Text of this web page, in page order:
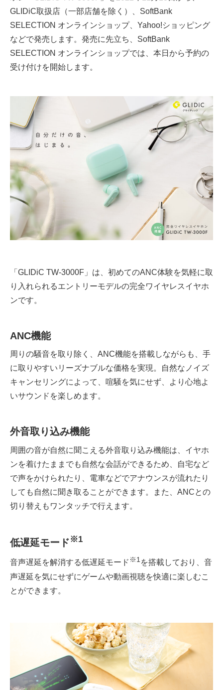
GLIDiC取扱店（一部店舗を除く）、SoftBank
SELECTION オンラインショップ、Yahoo!ショッピング
などで発売します。発売に先立ち、SoftBank
SELECTION オンラインショップでは、本日から予約の
受け付けを開始します。
「GLIDiC TW-3000F」は、初めてのANC体験を気軽に取
り入れられるエントリーモデルの完全ワイヤレスイヤホ
ンです。
ANC機能
周りの騒音を取り除く、ANC機能を搭載しながらも、手
に取りやすいリーズナブルな価格を実現。自然なノイズ
キャンセリングによって、喧騒を気にせず、より心地よ
いサウンドを楽しめます。
外音取り込み機能
周囲の音が自然に聞こえる外音取り込み機能は、イヤホ
ンを着けたままでも自然な会話ができるため、自宅など
で声をかけられたり、電車などでアナウンスが流れたり
しても自然に聞き取ることができます。また、ANCとの
切り替えもワンタッチで行えます。
低遅延モード※1
音声遅延を解消する低遅延モード ※ 1 を搭載しており、音
声遅延を気にせずにゲームや動画視聴を快適に楽しむこ
とができます。